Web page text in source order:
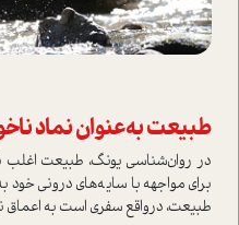
طبیعت به‌عنوان نماد
در روان‌شناسی یونگ، طبیعت اغلب
برای مواجهه با سایه‌های درونی خود
طبیعت، درواقع سفری است به اعماق